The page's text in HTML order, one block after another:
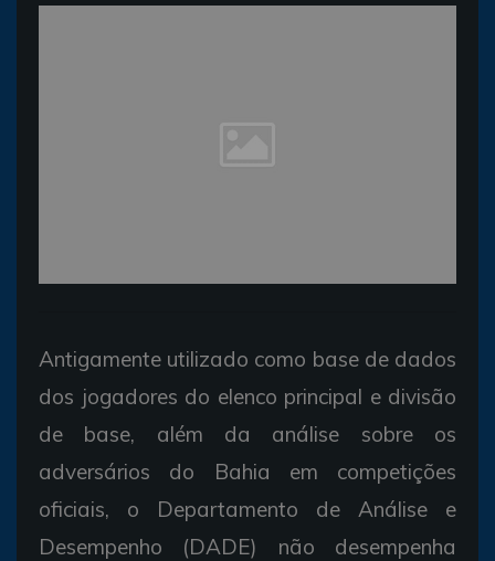
Antigamente utilizado como base de dados
dos jogadores do elenco principal e divisão
de base, além da análise sobre os
adversários do Bahia em competições
oficiais, o Departamento de Análise e
Desempenho (DADE) não desempenha